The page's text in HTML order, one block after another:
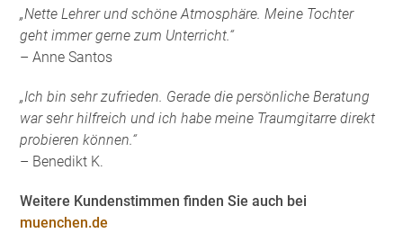
„Nette Lehrer und schöne Atmosphäre. Meine Tochter
geht immer gerne zum Unterricht.“
– Anne Santos
„Ich bin sehr zufrieden. Gerade die persönliche Beratung
war sehr hilfreich und ich habe meine Traumgitarre direkt
probieren können.“
– Benedikt K.
Weitere Kundenstimmen finden Sie auch bei
muenchen.de